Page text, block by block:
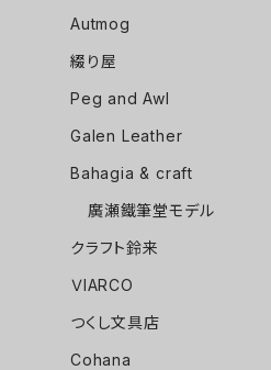
Autmog
綴り屋
Peg and Awl
Galen Leather
Bahagia & craft
廣瀬鐵筆堂モデル
クラフト鈴来
ＶIARCO
つくし文具店
Cohana